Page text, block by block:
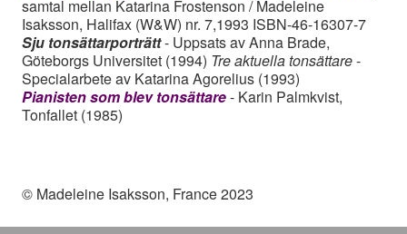
samtal mellan Katarina Frostenson / Madeleine
Isaksson, Halifax (W&W) nr. 7,1993 ISBN-46-16307-7
Sju tonsättarporträtt- Uppsats av Anna Brade,
Göteborgs Universitet (1994) Tre aktuella tonsättare-
Specialarbete av Katarina Agorelius (1993)
Pianisten som blev tonsättare- Karin Palmkvist,
Tonfallet (1985)
© Madeleine Isaksson, France 2023